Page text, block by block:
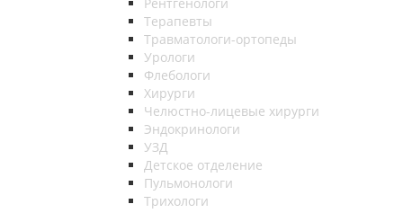
Терапевты
Травматологи-ортопеды
Урологи
Флебологи
Хирурги
Челюстно-лицевые хирурги
Эндокринологи
УЗД
Детское отделение
Пульмонологи
Трихологи